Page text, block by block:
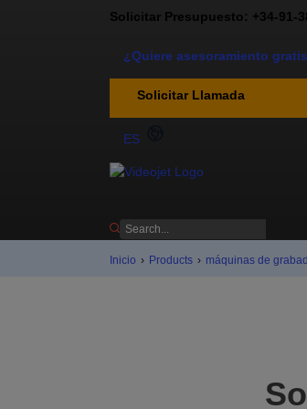
Solicitar Presupuesto: +34-91-
¿Quiere asesoramiento
Solicitar Llamada
ES
Inicio › Products › máquinas de